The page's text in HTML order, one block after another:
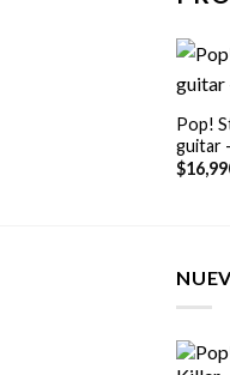
+
Pop!
guitar
$